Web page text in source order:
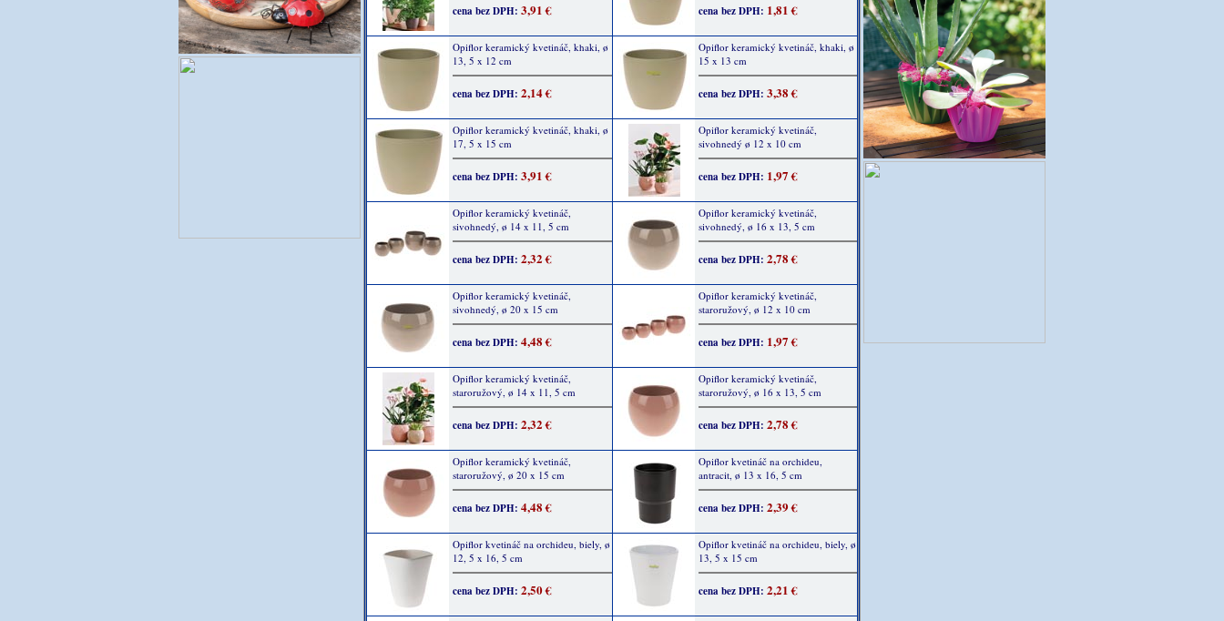
cena bez DPH: 3,91 € cena bez DPH: 1,81 €
Opiflor keramický kvetináč, khaki, ø
13, 5 x 12 cm
cena bez DPH: 2,14 €
Opiflor keramický kvetináč, khaki, ø
15 x 13 cm
cena bez DPH: 3,38 €
Opiflor keramický kvetináč, khaki, ø
17, 5 x 15 cm
cena bez DPH: 3,91 €
Opiflor keramický kvetináč,
sivohnedý ø 12 x 10 cm
cena bez DPH: 1,97 €
Opiflor keramický kvetináč,
sivohnedý, ø 14 x 11, 5 cm
cena bez DPH: 2,32 €
Opiflor keramický kvetináč,
sivohnedý, ø 16 x 13, 5 cm
cena bez DPH: 2,78 €
Opiflor keramický kvetináč,
sivohnedý, ø 20 x 15 cm
cena bez DPH: 4,48 €
Opiflor keramický kvetináč,
staroružový, ø 12 x 10 cm
cena bez DPH: 1,97 €
Opiflor keramický kvetináč,
staroružový, ø 14 x 11, 5 cm
cena bez DPH: 2,32 €
Opiflor keramický kvetináč,
staroružový, ø 16 x 13, 5 cm
cena bez DPH: 2,78 €
Opiflor keramický kvetináč,
staroružový, ø 20 x 15 cm
cena bez DPH: 4,48 €
Opiflor kvetináč na orchideu,
antracit, ø 13 x 16, 5 cm
cena bez DPH: 2,39 €
Opiflor kvetináč na orchideu, biely, ø
12, 5 x 16, 5 cm
cena bez DPH: 2,50 €
Opiflor kvetináč na orchideu, biely, ø
13, 5 x 15 cm
cena bez DPH: 2,21 €